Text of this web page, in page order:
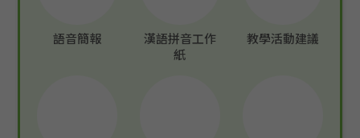
語音簡報
漢語拼音工作
紙
教學活動建議